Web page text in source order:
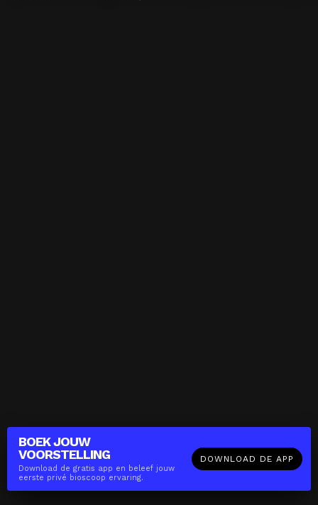
BOEK JOUW
VOORSTELLING
Download de gratis app en beleef jouw
eerste privé bioscoop ervaring.
DOWNLOAD DE APP